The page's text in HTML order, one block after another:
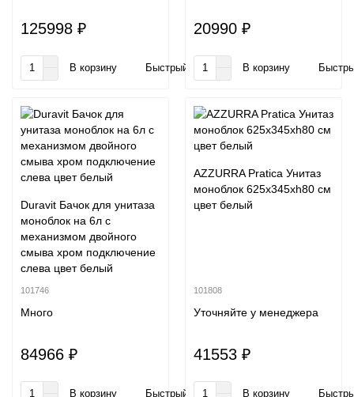
125998 ₽
В корзину Быстрый заказ
20990 ₽
В корзину
Duravit Бачок для унитаза
моноблок на 6л с
механизмом двойного
смыва хром подключение
слева цвет белый
101746
Много
84966 ₽
В корзину Быстрый заказ
AZZURRA Pratica Унитаз
моноблок 625x345xh80 см
цвет белый
101808
Уточняйте у менеджера
41553 ₽
В корзину